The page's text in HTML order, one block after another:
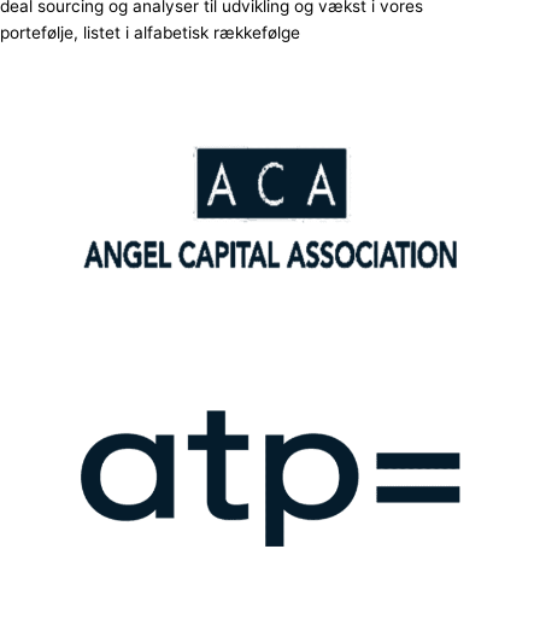
deal sourcing og analyser til udvikling og vækst i vores
portefølje, listet i alfabetisk rækkefølge